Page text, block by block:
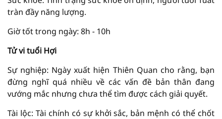
tràn đầy năng lượng.
Giờ tốt trong ngày: 8h - 10h
Tử vi tuổi Hợi
Sự nghiệp: Ngày xuất hiện Thiên Quan cho rằng, bạn
đừng nghĩ quá nhiều về các vấn đề bản thân đang
vướng mắc nhưng chưa thể tìm được cách giải quyết.
Tài lộc: Tài chính có sự khởi sắc, bản mệnh có thể chốt